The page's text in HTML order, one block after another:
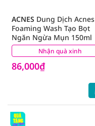
Nhận quà xinh
ACNES Dung Dịch Acnes
Foaming Wash Tạo Bọt
Ngăn Ngừa Mụn 150ml
86,000₫
(6)